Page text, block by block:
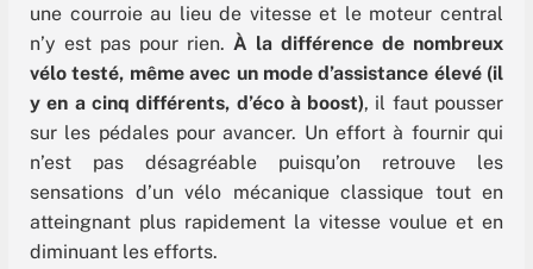
une courroie au lieu de vitesse et le moteur central
n’y est pas pour rien. À la différence de nombreux
vélo testé, même avec un mode d’assistance élevé (il
y en a cinq différents, d’éco à boost), il faut pousser
sur les pédales pour avancer. Un effort à fournir qui
n’est pas désagréable puisqu’on retrouve les
sensations d’un vélo mécanique classique tout en
atteingnant plus rapidement la vitesse voulue et en
diminuant les efforts.